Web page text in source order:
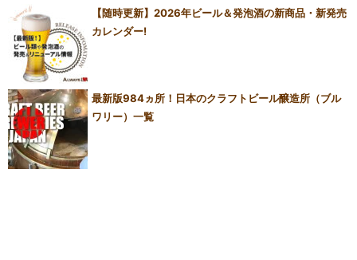
【随時更新】2026年ビール＆発泡酒の新商品・新発売
カレンダー!
最新版984ヵ所！日本のクラフトビール醸造所（ブル
ワリー）一覧